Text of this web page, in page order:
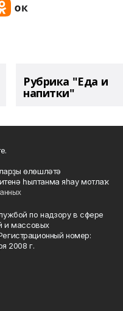
Рубрика "Еда и
напитки"
өлөшләтә
һылтанма яһау мотлаҡ.
по надзору в сфере
и массовых
номер:
2008 г.